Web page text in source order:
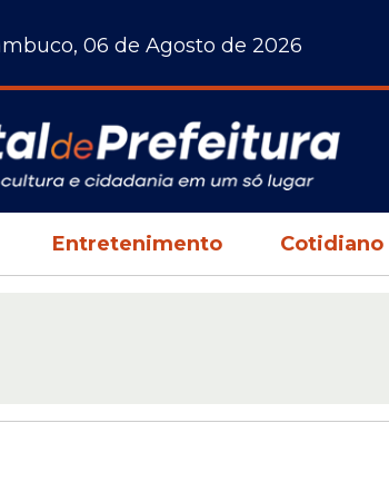
06 de Agosto de 2026
Entretenimento Cotidiano